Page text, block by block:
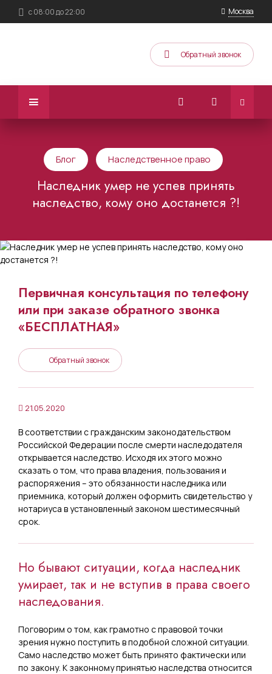
с 08:00 до 22:00 Москва
Обратный звонок
Блог Наследственное право
Наследник умер не успев принять
наследство, кому оно достанется ?!
Первичная консультация по телефону
или при заказе обратного звонка
«БЕСПЛАТНАЯ»
Обратный звонок
21.05.2020
В соответствии с гражданским законодательством
Российской Федерации после смерти наследодателя
открывается наследство. Исходя их этого можно
сказать о том, что права владения, пользования и
распоряжения – это обязанности наследника или
приемника, который должен оформить свидетельство у
нотариуса в установленный законом шестимесячный
срок.
Но бывают ситуации, когда наследник
умирает, так и не вступив в права своего
наследования.
Поговорим о том, как грамотно с правовой точки
зрения нужно поступить в подобной сложной ситуации.
Само наследство может быть принято фактически или
по закону. К законному принятью наследства относится